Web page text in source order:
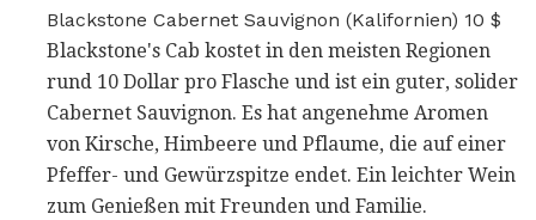
Blackstone Cabernet Sauvignon (Kalifornien) 10 $
Blackstone's Cab kostet in den meisten Regionen
rund 10 Dollar pro Flasche und ist ein guter, solider
Cabernet Sauvignon. Es hat angenehme Aromen
von Kirsche, Himbeere und Pflaume, die auf einer
Pfeffer- und Gewürzspitze endet. Ein leichter Wein
zum Genießen mit Freunden und Familie.